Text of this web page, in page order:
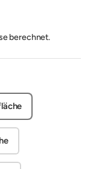
berechnet.